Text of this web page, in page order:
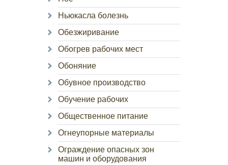
Ньюкасла болезнь
Обезжиривание
Обогрев рабочих мест
Обоняние
Обувное производство
Обучение рабочих
Общественное питание
Огнеупорные материалы
Ограждение опасных зон
машин и оборудования